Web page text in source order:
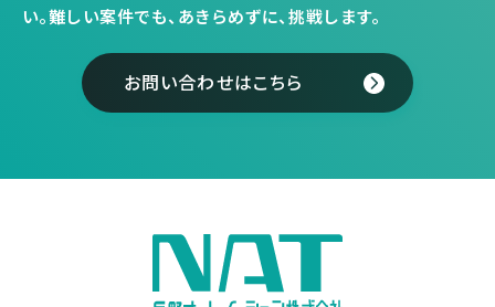
い。難しい案件でも、あきらめずに、挑戦します。
お問い合わせはこちら